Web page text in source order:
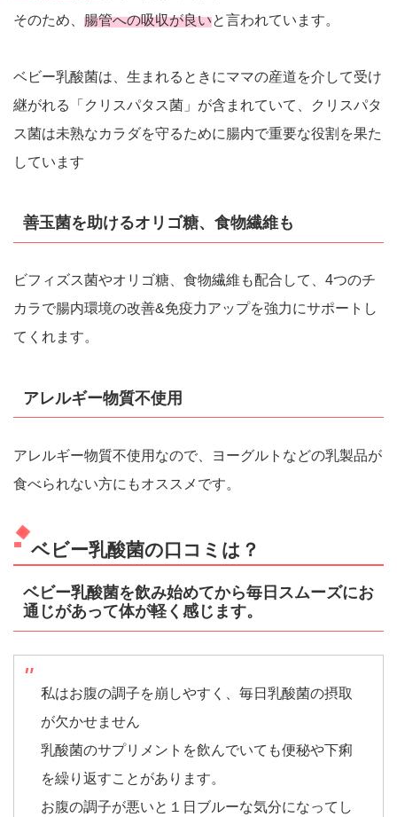
そのため、 腸管への吸収が良いと言われています。
ベビー乳酸菌は、生まれるときにママの産道を介して受け
継がれる「クリスパタス菌」が含まれていて、クリスパタ
ス菌は未熟なカラダを守るために腸内で重要な役割を果た
しています
善玉菌を助けるオリゴ糖、食物繊維も
ビフィズス菌やオリゴ糖、食物繊維も配合して、4つのチ
カラで腸内環境の改善&免疫力アップを強力にサポートし
てくれます。
アレルギー物質不使用
アレルギー物質不使用なので、ヨーグルトなどの乳製品が
食べられない方にもオススメです。
ベビー乳酸菌の口コミは？
ベビー乳酸菌を飲み始めてから毎日スムーズにお
通じがあって体が軽く感じます。
私はお腹の調子を崩しやすく、毎日乳酸菌の摂取
が欠かせません
乳酸菌のサプリメントを飲んでいても便秘や下痢
を繰り返すことがあります。
お腹の調子が悪いと１日ブルーな気分になってし